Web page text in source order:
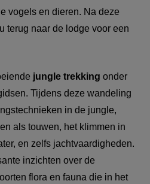
vogels en dieren. Na deze
terug naar de lodge voor een
jungle trekking onder
Tijdens deze wandeling
in de jungle,
als touwen, het klimmen in
en zelfs jachtvaardigheden.
inzichten over de
flora en fauna die in het